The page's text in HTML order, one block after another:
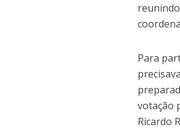
Para
votação
Ricardo